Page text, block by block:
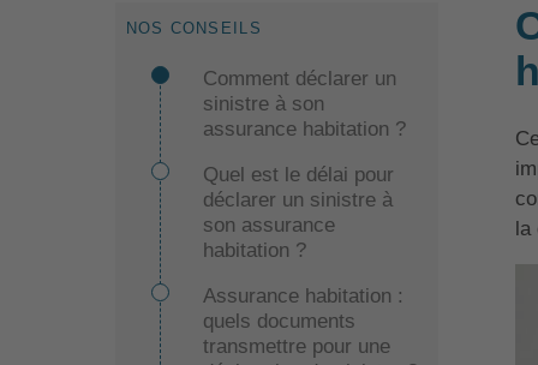
NOS CONSEILS
Comment déclarer un
sinistre à son
assurance habitation ?
Quel est le délai pour
déclarer un sinistre à
son assurance
habitation ?
Assurance habitation :
quels documents
transmettre pour une
la